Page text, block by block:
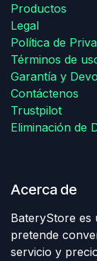
Productos
Legal
Política de
Términos de
Garantía y
Contáctenos
Trustpilot
Eliminación de
Acerca de
BateryStore es
pretende
servicio y